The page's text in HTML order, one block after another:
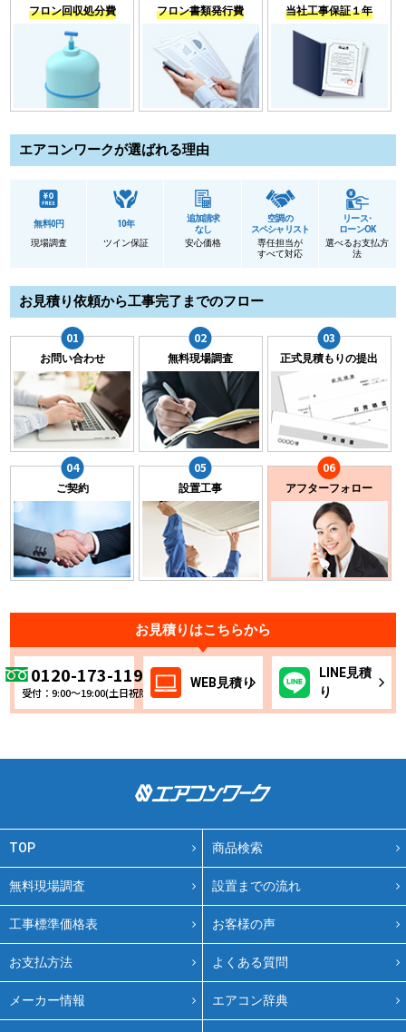
フロン回収処分費 フロン書類発行費 当社工事保証１年
エアコンワークが選ばれる理由
無料0円
現場調査
10年
ツイン保証
追加請求
なし
安心価格
空調の
スペシャリスト
専任担当が
すべて対応
リース･
ローンOK
選べるお支払方
法
お見積り依頼から工事完了までのフロー
お問い合わせ 無料現場調査 正式見積もりの提出
ご契約 設置工事 アフターフォロー
お見積りはこちらから
0120-173-119
受付：9:00～19:00(土日祝除く)
WEB 見積り
LINE見積
り
TOP 商品検索
無料現場調査 設置までの流れ
工事標準価格表 お客様の声
お支払方法 よくある質問
メーカー情報 エアコン辞典